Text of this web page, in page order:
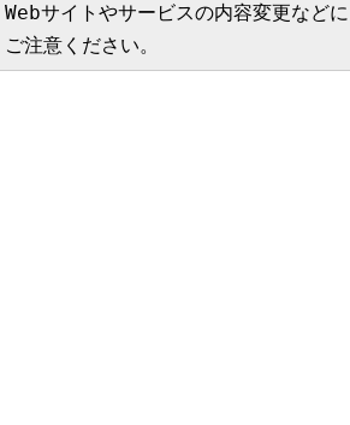
サイトやサービスの内容変更など
注意ください。